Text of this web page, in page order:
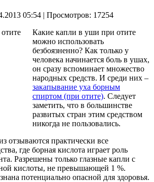
05:54 | Просмотров: 17254
Какие капли в уши при отите
можно использовать
безбоязненно? Как только у
человека начинается боль в ушах,
он сразу вспоминает множество
народных средств. И среди них –
закапывание уха борным
спиртом (при отите). Следует
заметить, что в большинстве
развитых стран этим средством
никогда не пользовались.
отзываются практически все
где борная кислота играет роль
Разрешены только глазные капли с
кислоты, не превышающей 1 %.
потенциально опасной для здоровья.